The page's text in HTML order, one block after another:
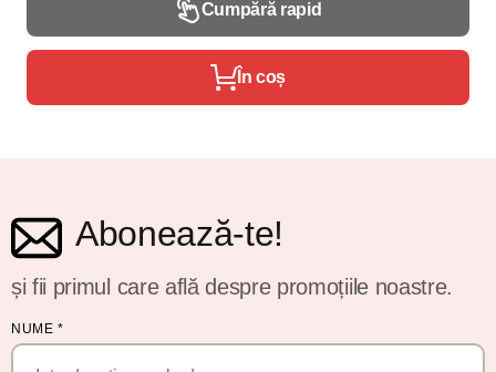
Cumpără rapid
În coș
Abonează-te!
și fii primul care află despre promoțiile noastre.
NUME *